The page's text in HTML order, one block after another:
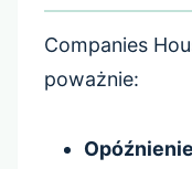
Companies
poważnie: